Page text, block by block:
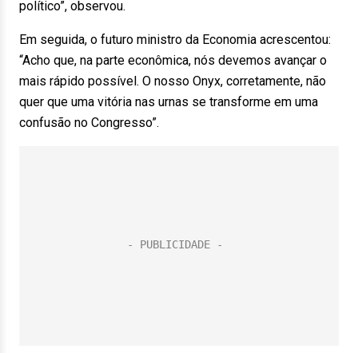
político”, observou.
Em seguida, o futuro ministro da Economia acrescentou:
“Acho que, na parte econômica, nós devemos avançar o
mais rápido possível. O nosso Onyx, corretamente, não
quer que uma vitória nas urnas se transforme em uma
confusão no Congresso”.